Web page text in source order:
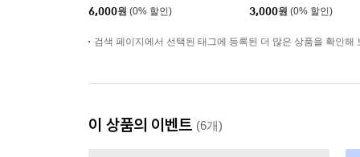
6,000원 (0% 할인)
3,000원 (0% 할인)
검색 페이지에서 선택된 태그에 등록된 더 많은 상품을 확인해
이 상품의 이벤트 (6개)